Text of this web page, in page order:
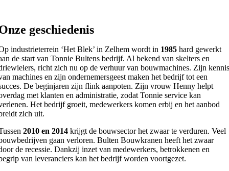
geschiedenis
industrieterrein ‘Het Blek’ in Zelhem wordt in 1985 hard gewerkt
de start van Tonnie Bultens bedrijf. Al bekend van skelters en
richt zich nu op de verhuur van bouwmachines. Zijn
machines en zijn ondernemersgeest maken het bedrijf tot een
De beginjaren zijn flink aanpoten. Zijn vrouw Henny helpt
met klanten en administratie, zodat Tonnie service kan
Het bedrijf groeit, medewerkers komen erbij en het aanbod
zich uit.
2010 en 2014 krijgt de bouwsector het zwaar te verduren. Veel
gaan verloren. Bulten Bouwkranen heeft het zwaar
de recessie. Dankzij inzet van medewerkers, betrokkenen en
van leveranciers kan het bedrijf worden voortgezet.